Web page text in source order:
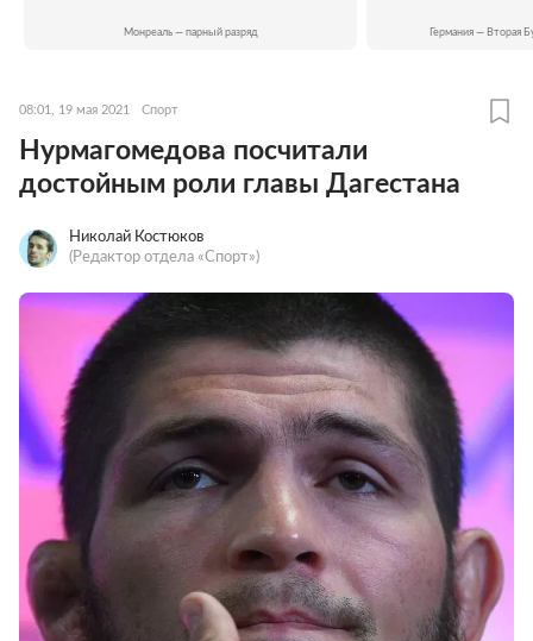
Монреаль — парный разряд Германия — Вторая
08:01, 19 мая 2021 Спорт
Нурмагомедова посчитали
достойным роли главы Дагестана
Николай Костюков
(Редактор отдела «Спорт»)